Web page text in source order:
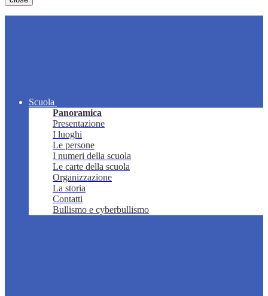
Scuola
Panoramica
Presentazione
I luoghi
Le persone
I numeri della scuola
Le carte della scuola
Organizzazione
La storia
Contatti
Bullismo e cyberbullismo